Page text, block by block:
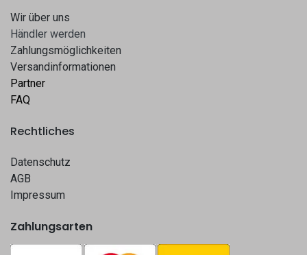
Wir über uns
Hä​​ndle​​r werden​​
Zahlungsmöglichkeiten
Versandinformationen
Partner
FAQ
Rechtliches
Datenschutz
AGB
Impressum
Zahlungsarten